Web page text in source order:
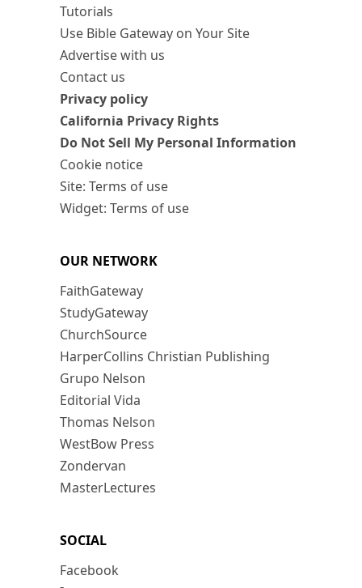
Tutorials
Use Bible Gateway on Your Site
Advertise with us
Contact us
Privacy policy
California Privacy Rights
Do Not Sell My Personal Information
Cookie notice
Site: Terms of use
Widget: Terms of use
OUR NETWORK
FaithGateway
StudyGateway
ChurchSource
HarperCollins Christian Publishing
Grupo Nelson
Editorial Vida
Thomas Nelson
WestBow Press
Zondervan
MasterLectures
SOCIAL
Facebook